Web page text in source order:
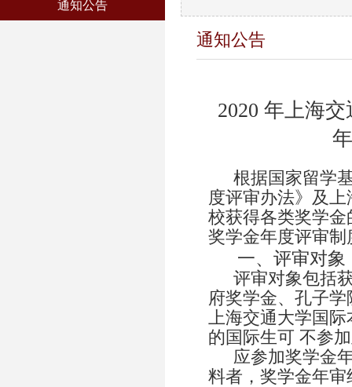
通知公告
通知公告
2020 年上海交
根据国家留学
度评审办法》及
校获得各类奖学金
奖学金年度评审
一、评审对象
评审对象包括
府奖学金、孔子
上海交通大学国际
的国际生可 不参
应参加奖学金
料者，奖学金年审